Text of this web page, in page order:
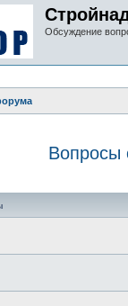
Обсуждение
Вопросы